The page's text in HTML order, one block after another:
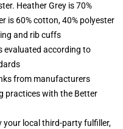
Heather Grey is 70%
is 60% cotton, 40% polyester
and rib cuffs
evaluated according to
from manufacturers
practices with the Better
your local third-party fulfiller,